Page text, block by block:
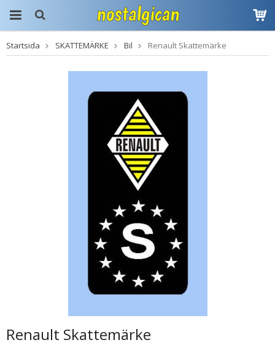
Produkten har blivit
tillagd i varukorgen
Startsida SKATTEMÄRKE Bil Renault Skattemärke
Renault Skattemärke